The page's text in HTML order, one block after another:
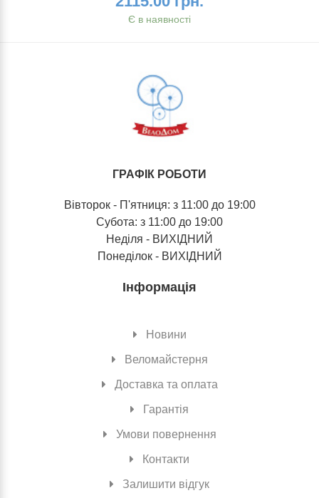
Є в наявності
ГРАФІК РОБОТИ
Вівторок - П'ятниця: з 11:00 до 19:00
Субота: з 11:00 до 19:00
Неділя - ВИХІДНИЙ
Понеділок - ВИХІДНИЙ
Інформація
Новини
Веломайстерня
Доставка та оплата
Гарантія
Умови повернення
Контакти
Залишити відгук